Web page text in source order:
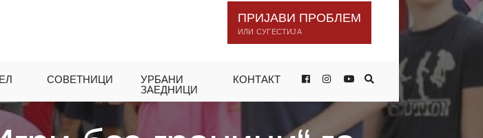
ПРИЈАВИ ПРОБЛЕМ
ИЛИ СУГЕСТИЈА
СОВЕТНИЦИ
УРБАНИ
ЗАЕДНИЦИ
КОНТАКТ
ДУХ И „ИГРИ БЕЗ ГРАНИЦИ“ ГО ОДБЕЛЕЖИВМЕ КРАЈОТ НА